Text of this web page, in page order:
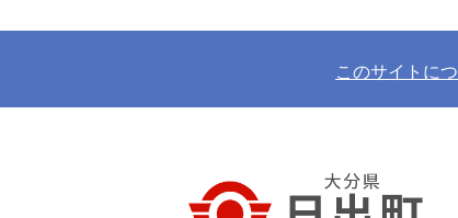
このサイトに